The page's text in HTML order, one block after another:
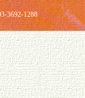
3692-1288